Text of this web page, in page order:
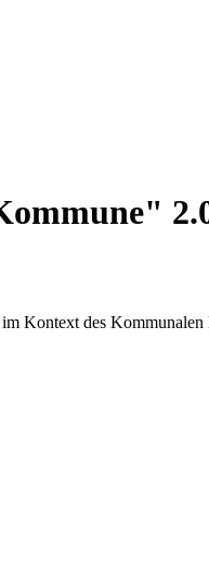
des Kommunalen